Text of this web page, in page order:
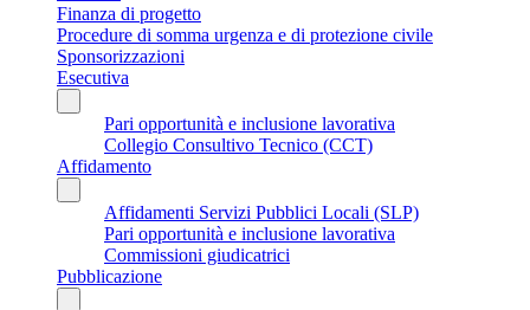
Finanza di progetto
Procedure di somma urgenza e di protezione civile
Sponsorizzazioni
Esecutiva
Pari opportunità e inclusione lavorativa
Collegio Consultivo Tecnico (CCT)
Affidamento
Affidamenti Servizi Pubblici Locali (SLP)
Pari opportunità e inclusione lavorativa
Commissioni giudicatrici
Pubblicazione